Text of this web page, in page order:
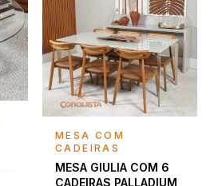
Falar com consultor
MESA COM
CADEIRAS
MESA GIULIA COM 6
CADEIRAS PALLADIUM